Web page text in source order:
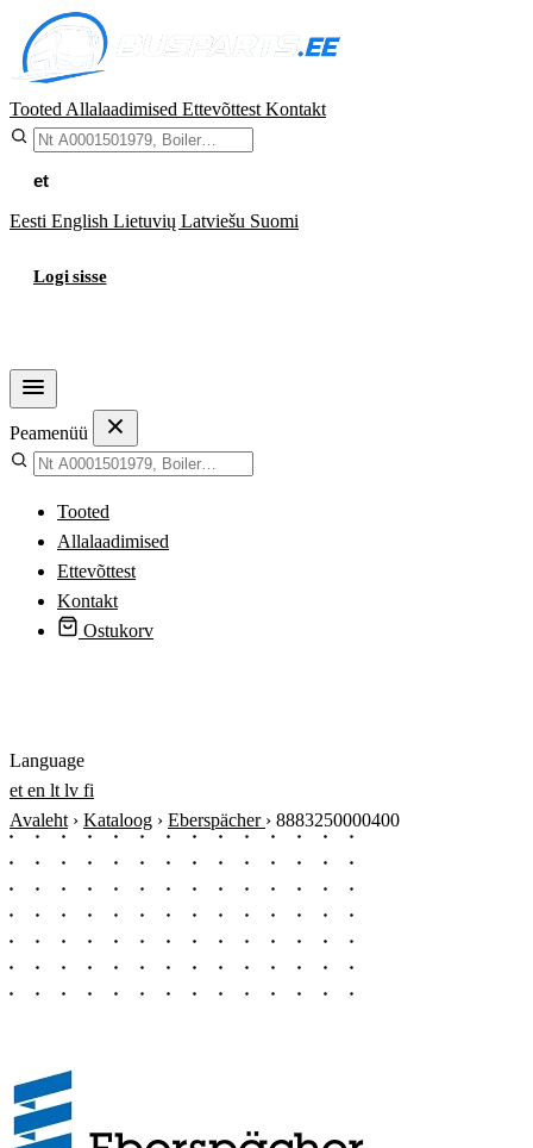
Tooted Allalaadimised Ettevõttest Kontakt
et
Eesti English Lietuvių Latviešu Suomi
Logi sisse
Peamenüü
Tooted
Allalaadimised
Ettevõttest
Kontakt
Ostukorv
Language
et en lt lv fi
Avaleht › Kataloog › Eberspächer › 8883250000400